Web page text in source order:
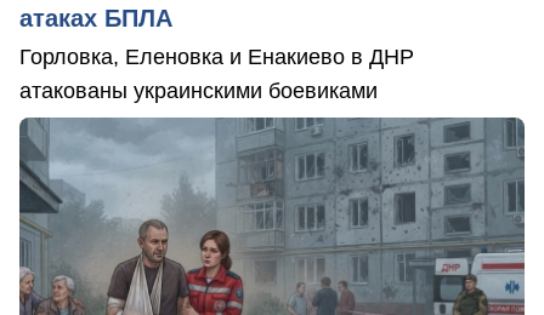
атаках БПЛА
Горловка, Еленовка и Енакиево в ДНР
атакованы украинскими боевиками